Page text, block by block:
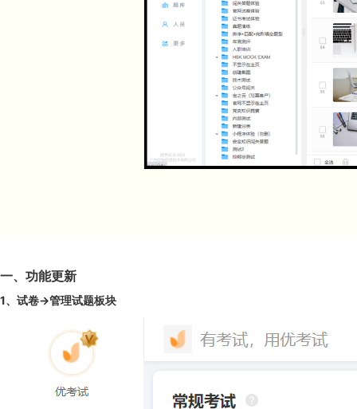
一、功能更新
1、试卷->管理试题板块